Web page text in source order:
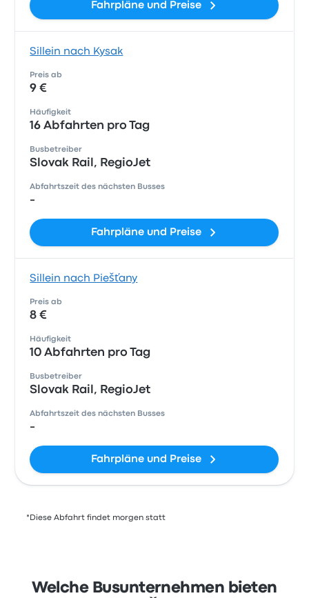
Fahrpläne und Preise
Sillein nach Kysak
Preis ab
9 €
Häufigkeit
16 Abfahrten pro Tag
Busbetreiber
Slovak Rail, RegioJet
Abfahrtszeit des nächsten Busses
-
Fahrpläne und Preise
Sillein nach Piešťany
Preis ab
8 €
Häufigkeit
10 Abfahrten pro Tag
Busbetreiber
Slovak Rail, RegioJet
Abfahrtszeit des nächsten Busses
-
Fahrpläne und Preise
*Diese Abfahrt findet morgen statt
Welche Busunternehmen bieten